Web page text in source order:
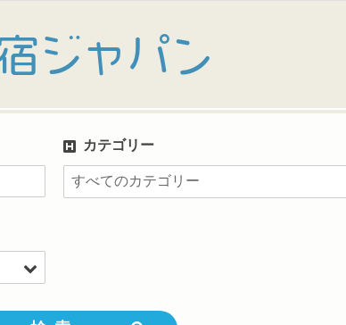
ジャパン
カテゴリー